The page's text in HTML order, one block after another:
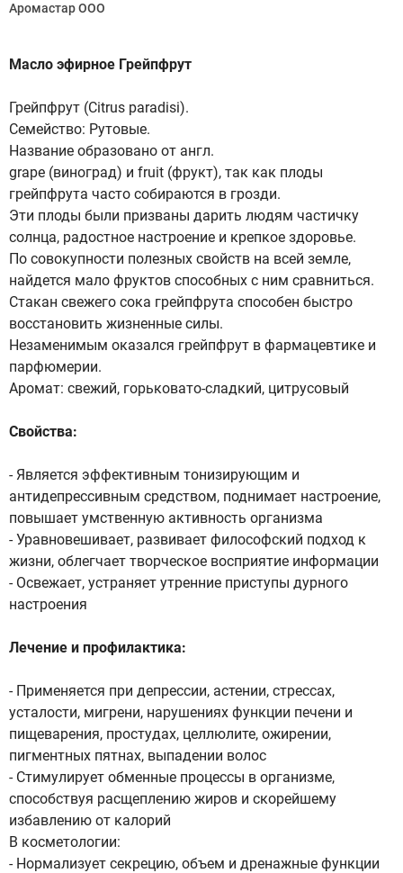
Аромастар ООО
Масло эфирное Грейпфрут
Грейпфрут (Citrus paradisi).
Семейство: Рутовые.
Название образовано от англ.
grape (виноград) и fruit (фрукт), так как плоды
грейпфрута часто собираются в грозди.
Эти плоды были призваны дарить людям частичку
солнца, радостное настроение и крепкое здоровье.
По совокупности полезных свойств на всей земле,
найдется мало фруктов способных с ним сравниться.
Стакан свежего сока грейпфрута способен быстро
восстановить жизненные силы.
Незаменимым оказался грейпфрут в фармацевтике и
парфюмерии.
Аромат: свежий, горьковато-сладкий, цитрусовый
Свойства:
- Является эффективным тонизирующим и
антидепрессивным средством, поднимает настроение,
повышает умственную активность организма
- Уравновешивает, развивает философский подход к
жизни, облегчает творческое восприятие информации
- Освежает, устраняет утренние приступы дурного
настроения
Лечение и профилактика:
- Применяется при депрессии, астении, стрессах,
усталости, мигрени, нарушениях функции печени и
пищеварения, простудах, целлюлите, ожирении,
пигментных пятнах, выпадении волос
- Стимулирует обменные процессы в организме,
способствуя расщеплению жиров и скорейшему
избавлению от калорий
В косметологии:
- Нормализует секрецию, объем и дренажные функции